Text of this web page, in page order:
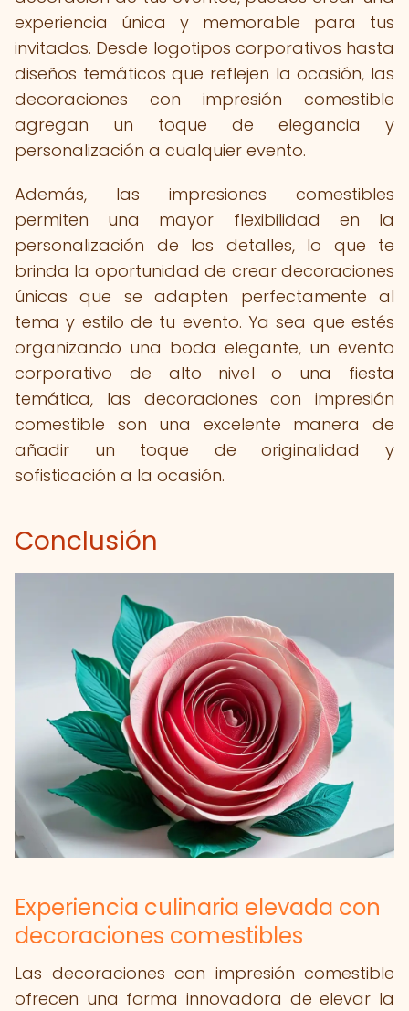
experiencia única y memorable para tus
invitados. Desde logotipos corporativos hasta
diseños temáticos que reflejen la ocasión, las
decoraciones con impresión comestible
agregan un toque de elegancia y
personalización a cualquier evento.
Además, las impresiones comestibles
permiten una mayor flexibilidad en la
personalización de los detalles, lo que te
brinda la oportunidad de crear decoraciones
únicas que se adapten perfectamente al
tema y estilo de tu evento. Ya sea que estés
organizando una boda elegante, un evento
corporativo de alto nivel o una fiesta
temática, las decoraciones con impresión
comestible son una excelente manera de
añadir un toque de originalidad y
sofisticación a la ocasión.
Conclusión
Experiencia culinaria elevada con
decoraciones comestibles
Las decoraciones con impresión comestible
ofrecen una forma innovadora de elevar la